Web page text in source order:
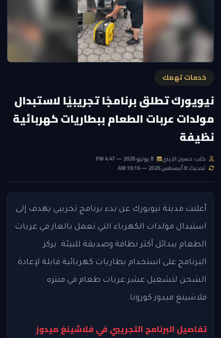
خدمات تهمك
نيويورك تطلق برنامجًا تجريبيًا لاستبدال
مولدات عربات الطعام ببطاريات كهربائية
نظيفة
كتب: حسين الزيني
تحديث: 8 أغسطس 2026 — 10:16 AM
أعلنت مدينة نيويورك عن بدء برنامج تجريبي يهدف إلى
استبدال مولدات الكهرباء التي تعمل بالغاز في عربات
الطعام ببدائل أكثر نظافة وصديقة للبيئة. يركز
البرنامج على استخدام بطاريات كهربائية قابلة لإعادة
الشحن لتشغيل عشر عربات طعام في منتزه
فلاشينغ ميدوز كورونا.
تفاصيل البرنامج التجريبي في فلاشينغ ميدوز